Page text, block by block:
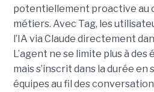
potentiellement proactive au
métiers. Avec Tag, les
l’IA via Claude directement
L’agent ne se limite plus à
mais s’inscrit dans la durée en
équipes au fil des